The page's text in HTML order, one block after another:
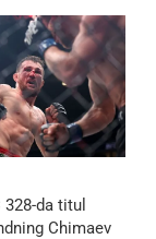
da titul
Chimaev